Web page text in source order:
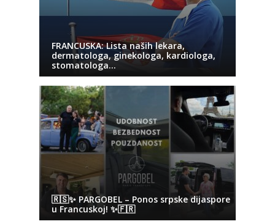
FRANCUSKA: Lista naših lekara,
dermatologa, ginekologa, kardiologa,
stomatologa…
🇷🇸✨ PARGOBEL – Ponos srpske dijaspore
u Francuskoj! ✨🇫🇷